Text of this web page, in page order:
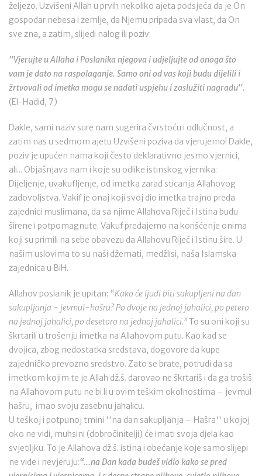
željezo. Uzvišeni Allah u prvih nekoliko ajeta podsjeća da je On
gospodar nebesa i zemlje, da Njemu pripada sva vlast, da On
sve zna, a zatim, slijedi nalog ili poziv:
''Vjerujte u Allaha i Poslanika njegova i udjeljujte od onoga što
vam je dato na raspolaganje. Samo oni od vas koji budu dijelili i
žrtvovali od imetka mogu se nadati uspjehu i zaslužiti nagradu''.
(El-Hadid, 7)
Dakle, sami naziv sure nam sugerira čvrstoću i odlučnost, a
zatim nas u sedmom ajetu Uzvišeni poziva da vjerujemo! Dakle,
poziv je upućen nama koji često deklarativno jesmo vjernici,
ali... Objašnjava nam i koje su odlike istinskog vjernika:
Dijeljenje, uvakufljenje, od imetka zarad sticanja Allahovog
zadovoljstva. Vakif je onaj koji svoj dio imetka trajno preda
zajednici muslimana, da sa njime Allahova Riječ i Istina budu
širene i potpomagnute. Vakuf predajemo na korišćenje onima
koji su primili na sebe obavezu da Allahovu Riječ i Istinu šire. U
našim uslovima to su naši džemati, medžlisi, naša Islamska
zajednica u BiH.
Allahov poslanik je upitan: “Kako će ljudi biti sakupljeni na dan
sakupljanja - jevmul-hašru? Po dvoje na jednoj jahalici, po petero
na jednoj jahalici, po desetoro na jednoj jahalici.”To su oni koji su
škrtarili u trošenju imetka na Allahovom putu. Kao kad se
dvojica, zbog nedostatka sredstava, dogovore da kupe
zajedničko prevozno sredstvo. Zato se brate, potrudi da sa
imetkom kojim te je Allah dž.š. darovao ne škrtariš i da ga trošiš
na Allahovom putu ne bi li u ovim teškim okolnostima – jevmul
hašru, imao svoju zasebnu jahalicu.
U teškoj i potpunoj tmini ''na dan sakupljanja – Hašra'' u kojoj
oko ne vidi, muhsini (dobročinitelji) će imati svoja djela kao
svjetiljku. To je Allahova dž.š. istina i obećanje koje samo slijepi
ne vide i nevjeruju:“...na Dan kada budeš vidio kako se pred